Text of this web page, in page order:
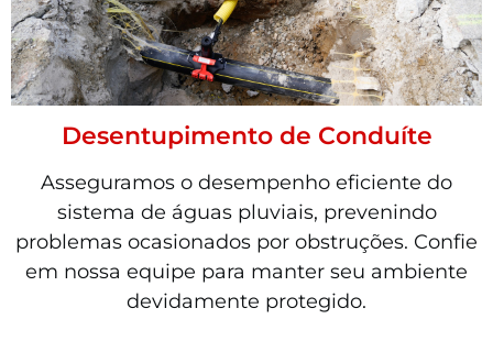
Desentupimento de Conduíte
Asseguramos o desempenho eficiente do
sistema de águas pluviais, prevenindo
problemas ocasionados por obstruções. Confie
em nossa equipe para manter seu ambiente
devidamente protegido.